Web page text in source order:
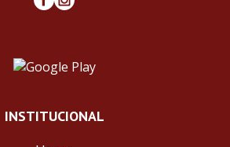
INSTITUCIONAL